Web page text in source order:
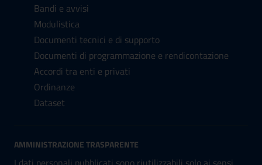
Bandi e avvisi
Modulistica
Documenti tecnici e di supporto
Documenti di programmazione e rendicontazione
Accordi tra enti e privati
Ordinanze
Dataset
AMMINISTRAZIONE TRASPARENTE